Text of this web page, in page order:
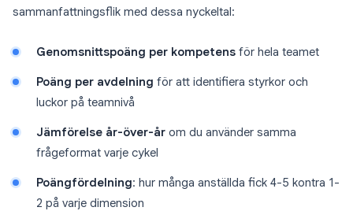
sammanfattningsflik med dessa nyckeltal:
Genomsnittspoäng per kompetens för hela teamet
Poäng per avdelning för att identifiera styrkor och
luckor på teamnivå
Jämförelse år-över-år om du använder samma
frågeformat varje cykel
Poängfördelning: hur många anställda fick 4-5 kontra 1-
2 på varje dimension